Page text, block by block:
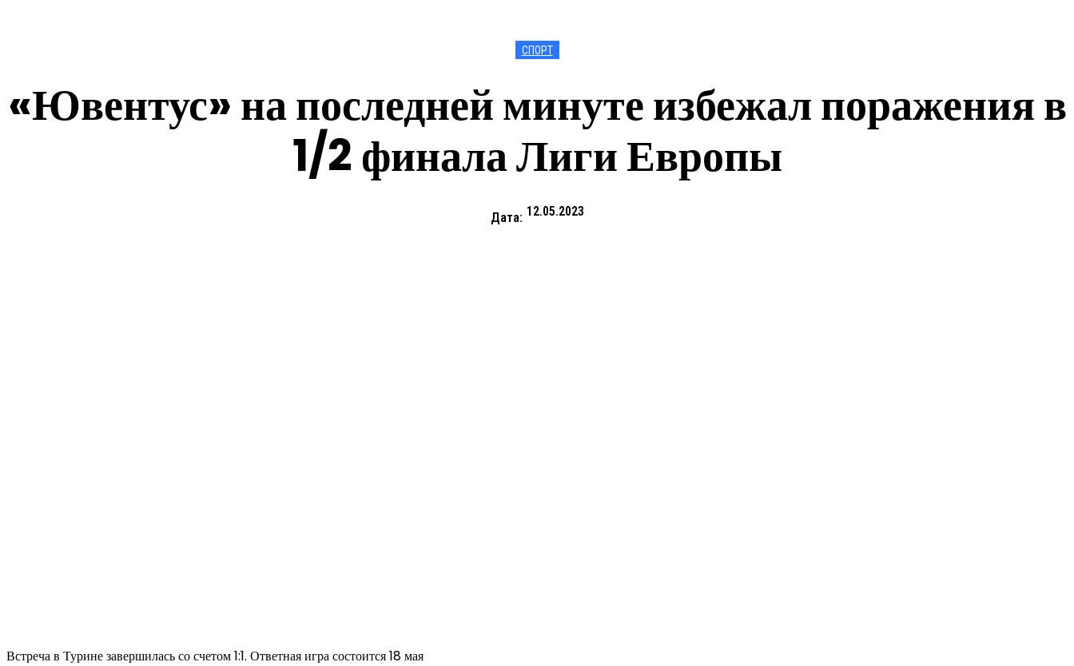
СПОРТ
«Ювентус» на последней минуте избежал поражения в
1/2 финала Лиги Европы
Дата: 12.05.2023
Встреча в Турине завершилась со счетом 1:1. Ответная игра состоится 18 мая